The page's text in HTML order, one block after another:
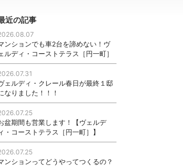
近の記事
ンションでも車2台を諦めない！ヴ
ルディ・コーストテラス［円一町］
ェルディ・クレール春日が最終１邸
なりました！！！
盆期間も営業します！【ヴェルデ
・コーストテラス［円一町］】
ンションってどうやってつくるの？